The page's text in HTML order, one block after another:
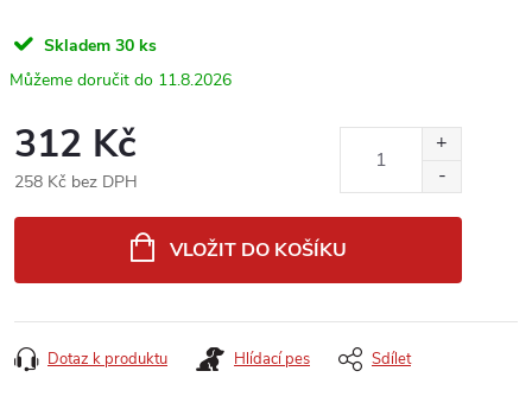
Skladem 30 ks
11.8.2026
312 Kč
258 Kč bez DPH
VLOŽIT DO KOŠÍKU
Dotaz k produktu Hlídací pes Sdílet